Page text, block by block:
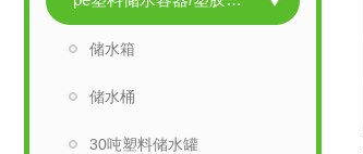
储水箱
储水桶
30吨塑料储水罐